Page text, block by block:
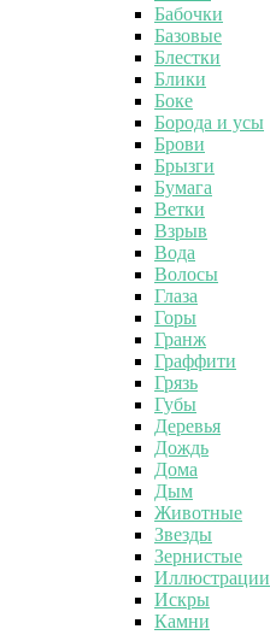
Бабочки
Базовые
Блестки
Блики
Боке
Борода и усы
Брови
Брызги
Бумага
Ветки
Взрыв
Вода
Волосы
Глаза
Горы
Гранж
Граффити
Грязь
Губы
Деревья
Дождь
Дома
Дым
Животные
Звезды
Зернистые
Иллюстрации
Искры
Камни